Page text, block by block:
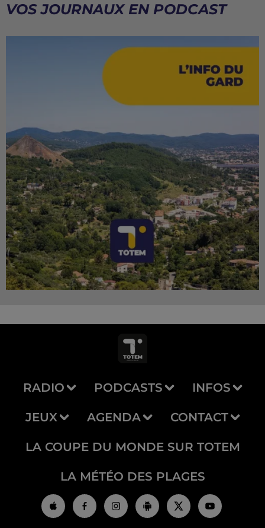
VOS JOURNAUX EN PODCAST
RADIO PODCASTS INFOS
JEUX AGENDA CONTACT
LA COUPE DU MONDE SUR TOTEM
LA MÉTÉO DES PLAGES